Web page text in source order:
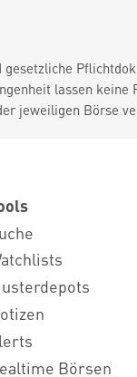
gesetzliche
lassen
jeweiligen Börse
Börsen